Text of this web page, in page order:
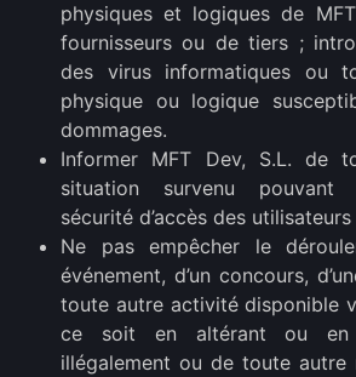
physiques et logiques de
fournisseurs ou de tiers ;
des virus informatiques ou
physique ou logique
dommages.
Informer MFT Dev, S.L. de
situation survenu pouvant
sécurité d’accès des
Ne pas empêcher le
événement, d’un concours,
toute autre activité disponible
ce soit en altérant ou en
illégalement ou de toute autre